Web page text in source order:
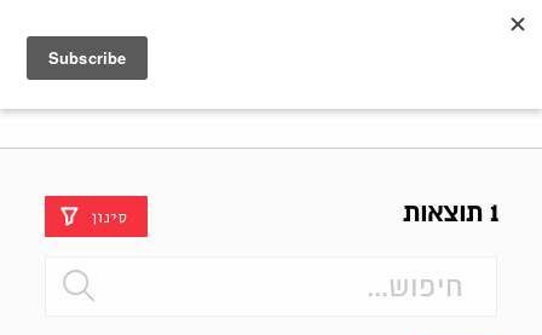
1 תוצאות סינון